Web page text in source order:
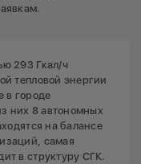
293 Гкал/ч
тепловой энергии
в городе
них 8 автономных
на балансе
самая
в структуру СГК.